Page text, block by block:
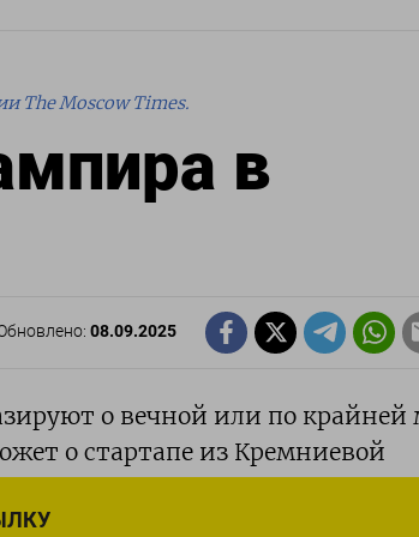
The Moscow Times.
в
08.09.2025
о вечной или по крайней
о стартапе из Кремниевой